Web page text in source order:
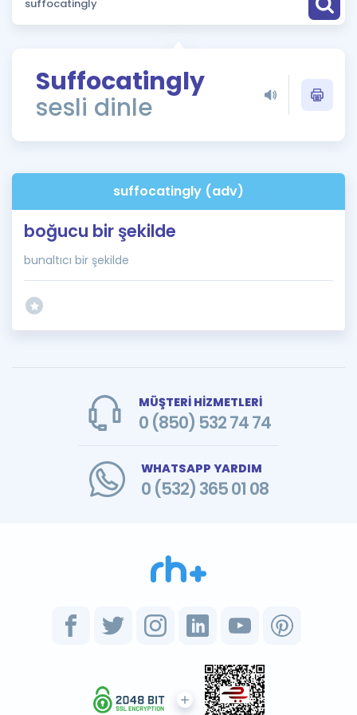
Puan Hesaplama
ÖSYM Sınav Takvimi
Kampanyalar
İngilizce Gramer
Suffocatingly
sesli dinle
suffocatingly (adv)
boğucu bir şekilde
bunaltıcı bir şekilde
MÜŞTERİ HİZMETLERİ
0 (850) 532 74 74
WHATSAPP YARDIM
0 (532) 365 01 08